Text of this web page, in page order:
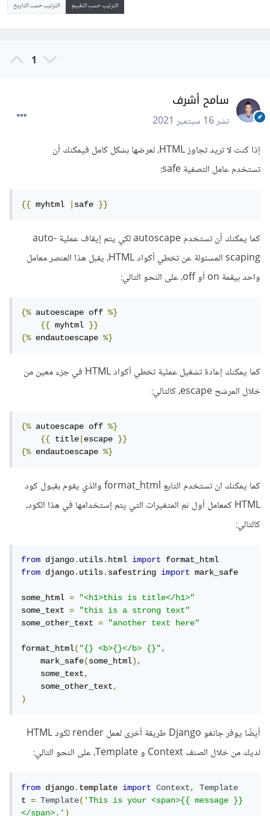
الترتيب حسب التقييم الترتيب حسب التاريخ
1
سامح أشرف
نشر16 سبتمبر 2021
إذا كنت لا تريد تجاوز HTML، لعرضها بشكل كامل فيمكنك أن
تستخدم عامل التصفية safe:
{{ myhtml |safe }}
كما يمكنك أن تستخدم autoscape لكي يتم إيقاف عملية auto-
scaping المسئولة عن تخطي أكواد HTML، يقبل هذا العنصر معامل
واحد بيقمة on أو off، على النحو التالي:
{% autoescape off %}
{{ myhtml }}
{% endautoescape %}
كما يمكنك إعادة تشغيل عملية تخطي أكواد HTML في جزء معين من
خلال المرشح escape، كالتالي:
{% autoescape off %}
{{ title |escape }}
{% endautoescape %}
كما يمكنك ان تستخدم التابع format_html والذي يقوم بقبول كود
HTML كمعامل أول ثم المتغيرات التي يتم إستخدامها في هذا الكود،
كالتالي:
from django.utils.html import
from django.utils.safestring import mark_safe
some_html =
"<h1>this is title</h1>"
some_text =
"this is a strong text"
some_other_text = "another text here"
format_html("{} <b>{}</b> {}",
    mark_safe
(some_html),
    some_text
,
    some_other_text
,
)
أيضًا يوفر جانغو Django طريقة أخرى لعمل render لكود HTML
لديك من خلال الصنف Context و Template، على النحو التالي:
from django.template import Context,
Template
t = Template('This is your <span>{{ message }}
</span>.')